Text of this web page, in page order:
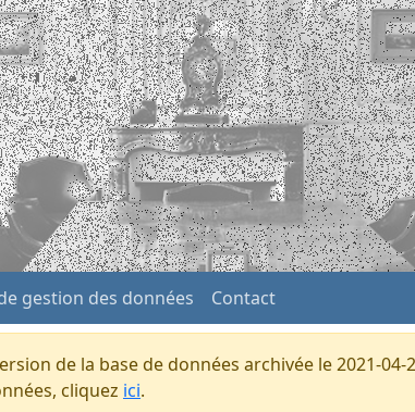
gestion des données Contact
de la base de données archivée le 2021-04-
cliquez ici.